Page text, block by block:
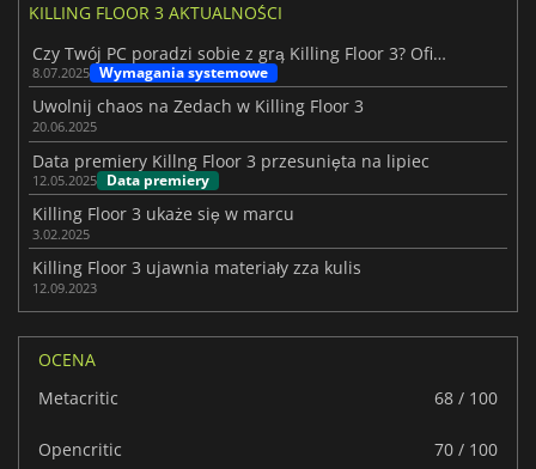
KILLING FLOOR 3 AKTUALNOŚCI
Czy Twój PC poradzi sobie z grą Killing Floor 3? Oficjalne specyfikacje
8.07.2025 Wymagania systemowe
Uwolnij chaos na Zedach w Killing Floor 3
20.06.2025
Data premiery Killng Floor 3 przesunięta na lipiec
12.05.2025 Data premiery
Killing Floor 3 ukaże się w marcu
3.02.2025
Killing Floor 3 ujawnia materiały zza kulis
12.09.2023
OCENA
Metacritic
68 / 100
Opencritic 70 / 100